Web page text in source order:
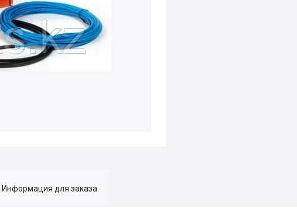
Информация для заказа